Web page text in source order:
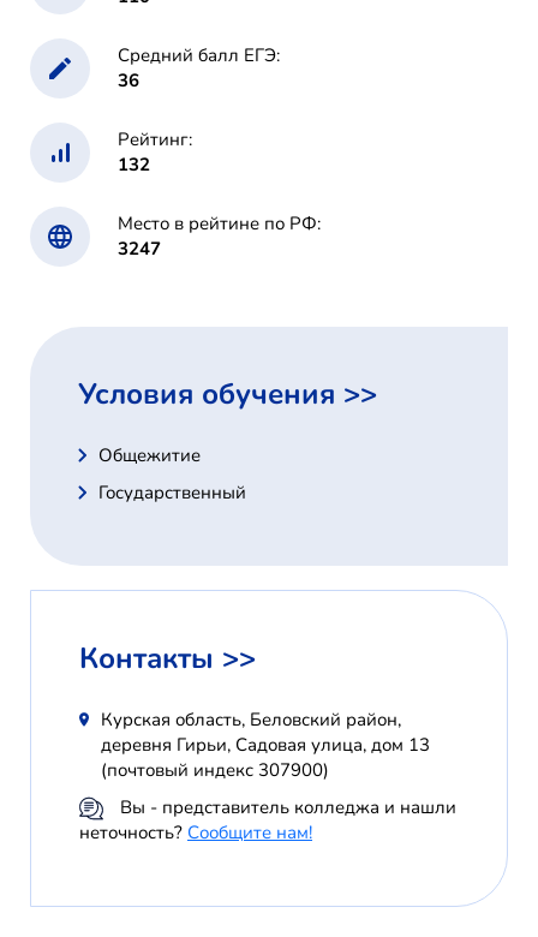
Средний балл ЕГЭ:
36
Рейтинг:
132
Место в рейтине по РФ:
3247
Условия обучения >>
Общежитие
Государственный
Контакты >>
Курская область, Беловский район,
деревня Гирьи, Садовая улица, дом 13
(почтовый индекс 307900)
Вы - представитель колледжа и нашли
неточность? Сообщите нам!